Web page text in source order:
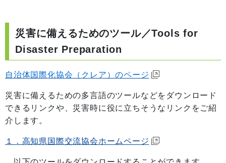
災害に備えるためのツール／Tools for
Disaster Preparation
自治体国際化協会（クレア）のページ
災害に備えるための多言語のツールなどをダウンロード
できるリンクや、災害時に役に立ちそうなリンクをご紹
介します。
１．高知県国際交流協会ホームページ